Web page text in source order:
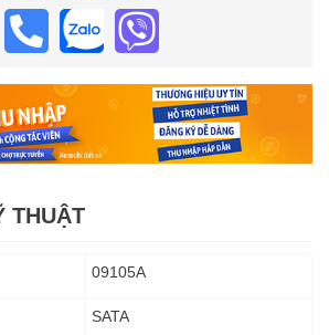
THUẬT
09105A
SATA